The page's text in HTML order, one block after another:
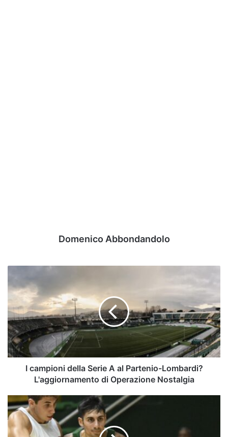
Domenico Abbondandolo
campioni
della
Serie
A
al
Partenio-
Lombardi?
L'aggiornamento
Operazione
I campioni della Serie A al Partenio-Lombardi?
L'aggiornamento di Operazione Nostalgia
Avellino
Basket,
sfida
a